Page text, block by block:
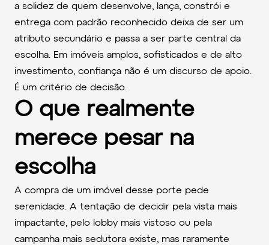
a solidez de quem desenvolve, lança, constrói e
entrega com padrão reconhecido deixa de ser um
atributo secundário e passa a ser parte central da
escolha. Em imóveis amplos, sofisticados e de alto
investimento, confiança não é um discurso de apoio.
É um critério de decisão.
O que realmente
merece pesar na
escolha
A compra de um imóvel desse porte pede
serenidade. A tentação de decidir pela vista mais
impactante, pelo lobby mais vistoso ou pela
campanha mais sedutora existe, mas raramente